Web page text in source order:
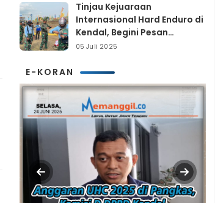
Tinjau Kejuaraan
Internasional Hard Enduro di
Kendal, Begini Pesan
Laksamana Pertama TNI AL
05 Juli 2025
E-KORAN